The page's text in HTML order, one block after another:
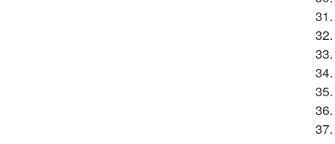
31.
32.
33.
34.
35.
36.
37.